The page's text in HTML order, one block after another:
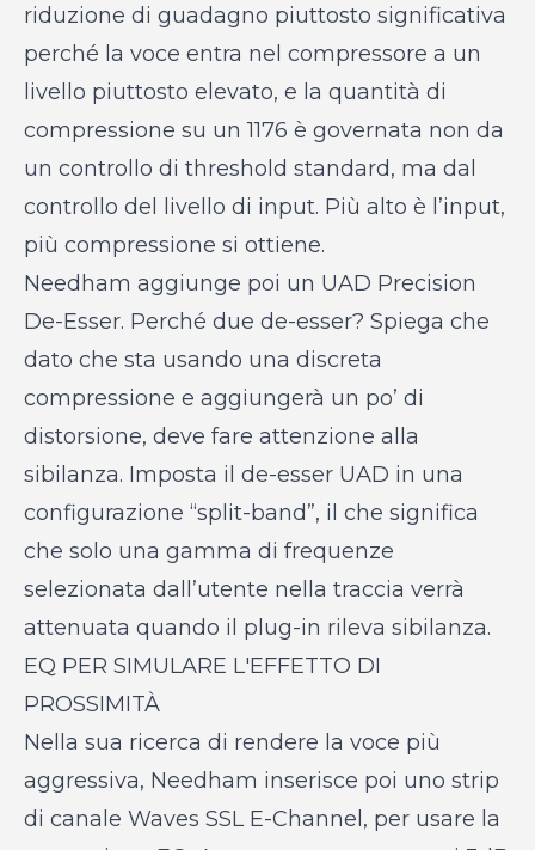
riduzione di guadagno piuttosto significativa
perché la voce entra nel compressore a un
livello piuttosto elevato, e la quantità di
compressione su un 1176 è governata non da
un controllo di threshold standard, ma dal
controllo del livello di input. Più alto è l’input,
più compressione si ottiene.
Needham aggiunge poi un UAD Precision
De-Esser. Perché due de-esser? Spiega che
dato che sta usando una discreta
compressione e aggiungerà un po’ di
distorsione, deve fare attenzione alla
sibilanza. Imposta il de-esser UAD in una
configurazione “split-band”, il che significa
che solo una gamma di frequenze
selezionata dall’utente nella traccia verrà
attenuata quando il plug-in rileva sibilanza.
EQ PER SIMULARE L'EFFETTO DI
PROSSIMITÀ
Nella sua ricerca di rendere la voce più
aggressiva, Needham inserisce poi uno strip
di canale Waves SSL E-Channel, per usare la